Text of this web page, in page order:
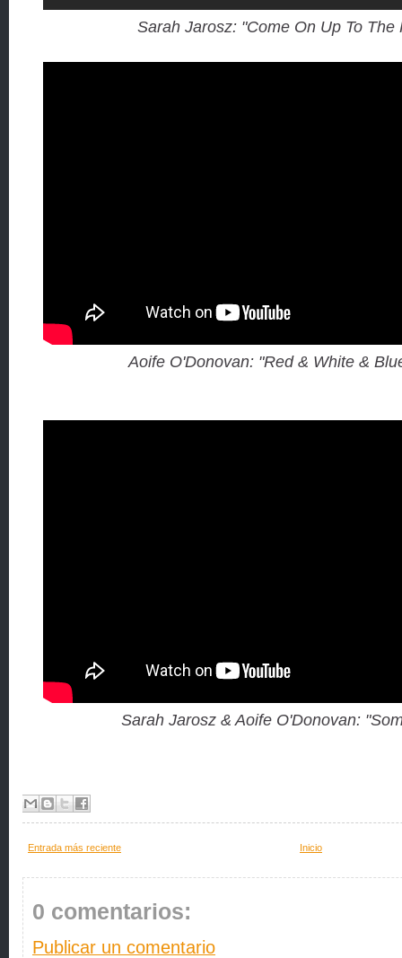
Sarah Jarosz: "Come On Up To The
Aoife O'Donovan: "Red & White &
Sarah Jarosz & Aoife O'Donovan:
Entrada más reciente Inicio
0 comentarios:
Publicar un comentario